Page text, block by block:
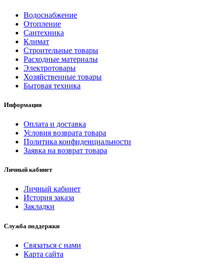
Водоснабжение
Отопление
Сантехника
Климат
Строительные товары
Расходные материалы
Электротовары
Хозяйственные товары
Бытовая техника
Информация
Оплата и доставка
Условия возврата товара
Политика конфиденциальности
Заявка на возврат товара
Личный кабинет
Личный кабинет
История заказа
Закладки
Служба поддержки
Связаться с нами
Карта сайта